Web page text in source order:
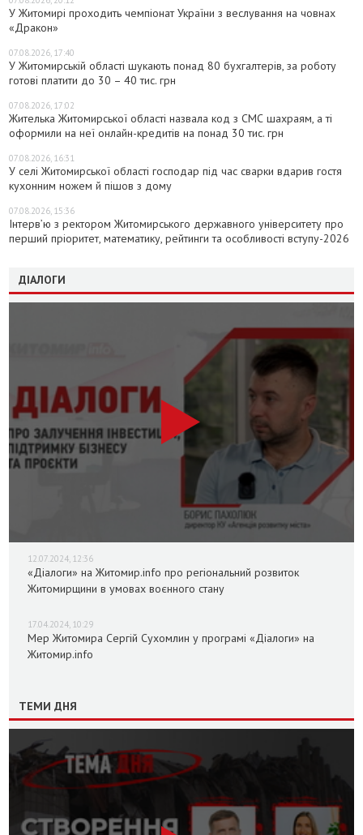
У Житомирі проходить чемпіонат України з веслування на човнах
«Дракон»
07.08.2026, 17:40
У Житомирській області шукають понад 80 бухгалтерів, за роботу
готові платити до 30 – 40 тис. грн
07.08.2026, 17:02
Жителька Житомирської області назвала код з СМС шахраям, а ті
оформили на неї онлайн-кредитів на понад 30 тис. грн
07.08.2026, 16:31
У селі Житомирської області господар під час сварки вдарив гостя
кухонним ножем й пішов з дому
07.08.2026, 15:36
Інтерв’ю з ректором Житомирського державного університету про
перший пріоритет, математику, рейтинги та особливості вступу-2026
ДІАЛОГИ
12.07.2024, 12:36
«Діалоги» на Житомир.info про регіональний розвиток
Житомирщини в умовах воєнного стану
17.04.2024, 10:29
Мер Житомира Сергій Сухомлин у програмі «Діалоги» на
Житомир.info
ТЕМИ ДНЯ